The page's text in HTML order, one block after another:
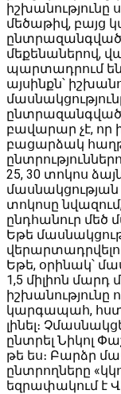
իշխանությունը
մեծաթիվ, բայց
ընտրազանգված,
մեքենաներով,
պարտադրում
այսինքն՝
բավարար չէ, որ
բացարձակ
25, 30 տոկոս
տոկոսը
ընդհանուր մեծ
Եթե
Եթե, օրինակ՝
1,5 միլիոն մարդ
իշխանությունը
կարգապահ,
լինել։
ընտրել Նիկոլ
թե ես։ Բարձր
ընտրողները
եզրափակում է